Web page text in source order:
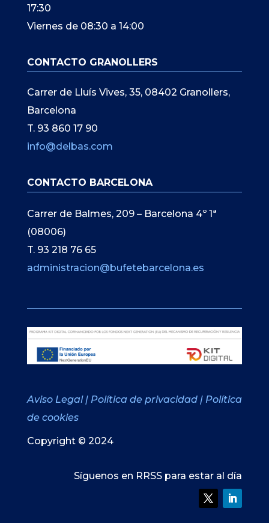
17:30
Viernes de 08:30 a 14:00
CONTACTO GRANOLLERS
Carrer de Lluís Vives, 35, 08402 Granollers,
Barcelona
T. 93 860 17 90
info@delbas.com
CONTACTO BARCELONA
Carrer de Balmes, 209 – Barcelona 4º 1ª
(08006)
T. 93 218 76 65
administracion@bufetebarcelona.es
Aviso Legal | Política de privacidad | Política
de cookies
Copyright © 2024
Síguenos en RRSS para estar al día